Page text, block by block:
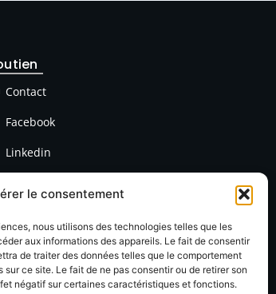
le consentement
nous utilisons des technologies telles que les
aux informations des appareils. Le fait de consentir
de traiter des données telles que le comportement
sur ce site. Le fait de ne pas consentir ou de retirer son
négatif sur certaines caractéristiques et fonctions.
Contact
Facebook
Linkedin